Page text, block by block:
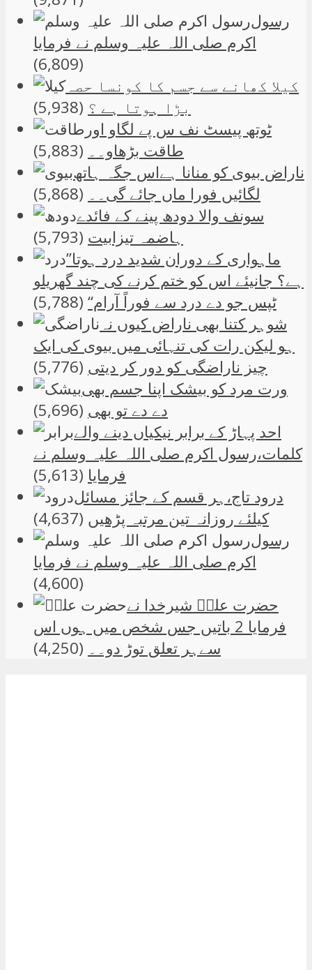
رسول
اکرم صلی اللہ علیہ وسلم نے فرمایا
(6,809)
کیلا کھانے سے جسم کا کونسا حصہ
بڑا ہوتا ہے ؟ (5,938)
ٹوتھ پیسٹ نف س پے لگاو اور
طاقت بڑھاو۔۔ (5,883)
ناراض بیوی کو منانا ہےاس جگہ ہاتھ
لگائیں فورا ماں جائے گی۔۔ (5,868)
سونف والا دودھ پینے کے فائدے
ہاضمہ تیزابیت (5,793)
”ماہواری کے دوران شدید درد ہوتا
ہے؟ جانیئے اس کو ختم کرنے کی چند گھریلو
ٹپس جو دے درد سے فوراً آرام“ (5,788)
شوہر کتنا بھی ناراض کیوں نہ
ہو لیکن رات کی تنہائی میں بیوی کی ایک
چیز ناراضگی کو دور کر دیتی (5,776)
ورت مرد کو بیشک اپنا جسم بھی
دے دے تو بھی (5,696)
احد پہاڑ کے برابر نیکیاں دینے والے
کلمات،رسول اکرم صلی اللہ علیہ وسلم نے
فرمایا (5,613)
درود تاج،ہر قسم کے جائز مسائل
کیلئے روزانہ تین مرتبہ پڑھیں (4,637)
رسول
اکرم صلی اللہ علیہ وسلم نے فرمایا
(4,600)
حضرت علیؑ شیرخدا نے
فرمایا 2 باتیں جس شخص میں ہوں اس
سےہر تعلق توڑ دو۔۔ (4,250)